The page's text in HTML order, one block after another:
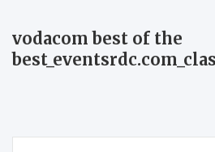
vodacom best of the